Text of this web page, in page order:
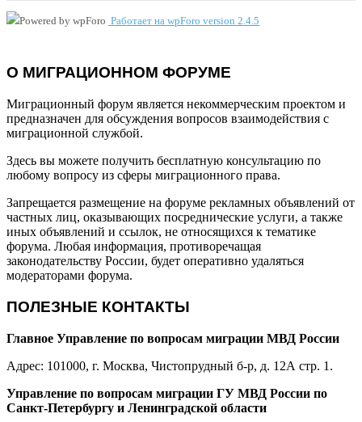
Работает на wpForo version 2.4.5
О МИГРАЦИОННОМ ФОРУМЕ
Миграционный форум является некоммерческим проектом и
предназначен для обсуждения вопросов взаимодействия с
миграционной службой.
Здесь вы можете получить бесплатную консультацию по
любому вопросу из сферы миграционного права.
Запрещается размещение на форуме рекламных объявлений от
частных лиц, оказывающих посреднические услуги, а также
иных объявлений и ссылок, не относящихся к тематике
форума. Любая информация, противоречащая
законодательству России, будет оперативно удаляться
модераторами форума.
ПОЛЕЗНЫЕ КОНТАКТЫ
Главное Управление по вопросам миграции МВД России
Адрес: 101000, г. Москва, Чистопрудный б-р, д. 12А стр. 1.
Управление по вопросам миграции ГУ МВД России по
Санкт-Петербургу и Ленинградской области